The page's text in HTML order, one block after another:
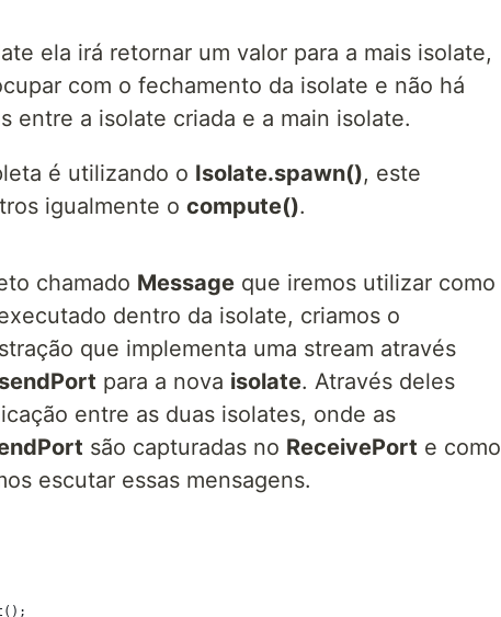
ela irá retornar um valor para a mais isolate,
com o fechamento da isolate e não há
entre a isolate criada e a main isolate.
é utilizando o Isolate.spawn(), este
igualmente o compute().
chamado Message que iremos utilizar como
dentro da isolate, criamos o
que implementa uma stream através
sendPort para a nova isolate. Através deles
entre as duas isolates, onde as
são capturadas no ReceivePort e como
escutar essas mensagens.